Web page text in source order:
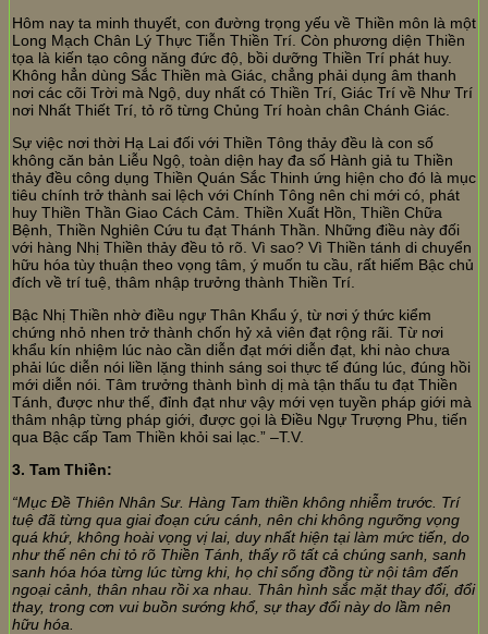
Hôm nay ta minh thuyết, con đường trọng yếu về Thiền môn là một
Long Mạch Chân Lý Thực Tiễn Thiền Trí. Còn phương diện Thiền
tọa là kiến tạo công năng đức độ, bồi dưỡng Thiền Trí phát huy.
Không hẳn dùng Sắc Thiền mà Giác, chẳng phải dụng âm thanh
nơi các cõi Trời mà Ngộ, duy nhất có Thiền Trí, Giác Trí về Như Trí
nơi Nhất Thiết Trí, tỏ rõ từng Chủng Trí hoàn chân Chánh Giác.
Sự việc nơi thời Hạ Lai đối với Thiền Tông thảy đều là con số
không căn bản Liễu Ngộ, toàn diện hay đa số Hành giả tu Thiền
thảy đều công dụng Thiền Quán Sắc Thinh ứng hiện cho đó là mục
tiêu chính trở thành sai lệch với Chính Tông nên chi mới có, phát
huy Thiền Thần Giao Cách Cảm. Thiền Xuất Hồn, Thiền Chữa
Bệnh, Thiền Nghiên Cứu tu đạt Thánh Thần. Những điều này đối
với hàng Nhị Thiền thảy đều tỏ rõ. Vì sao? Vì Thiền tánh di chuyển
hữu hóa tùy thuận theo vọng tâm, ý muốn tu cầu, rất hiếm Bậc chủ
đích về trí tuệ, thâm nhập trưởng thành Thiền Trí.
Bậc Nhị Thiền nhờ điều ngự Thân Khẩu ý, từ nơi ý thức kiểm
chứng nhỏ nhen trở thành chốn hỷ xả viên đạt rộng rãi. Từ nơi
khẩu kín nhiệm lúc nào cần diễn đạt mới diễn đạt, khi nào chưa
phải lúc diễn nói liền lặng thinh sáng soi thực tế đúng lúc, đúng hồi
mới diễn nói. Tâm trưởng thành bình dị mà tận thấu tu đạt Thiền
Tánh, được như thế, đỉnh đạt như vậy mới vẹn tuyền pháp giới mà
thâm nhập từng pháp giới, được gọi là Điều Ngự Trượng Phu, tiến
qua Bậc cấp Tam Thiền khỏi sai lạc.” –T.V.
3. Tam Thiền:
“Mục Đề Thiên Nhân Sư. Hàng Tam thiền không nhiễm trước. Trí
tuệ đã từng qua giai đoạn cứu cánh, nên chi không ngưỡng vọng
quá khứ, không hoài vọng vị lai, duy nhất hiện tại làm mức tiến, do
như thế nên chi tỏ rõ Thiền Tánh, thấy rõ tất cả chúng sanh, sanh
sanh hóa hóa từng lúc từng khi, họ chỉ sống đồng từ nội tâm đến
ngoại cảnh, thân nhau rồi xa nhau. Thân hình sắc mặt thay đổi, đổi
thay, trong cơn vui buồn sướng khổ, sự thay đổi này do lầm nên
hữu hóa.